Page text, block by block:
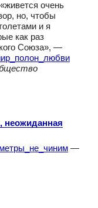
очень
но, чтобы
и я
как раз
Союза», —
—